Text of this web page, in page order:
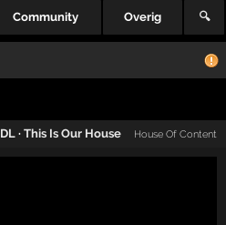
Community Overig 🔍
DL ·This Is Our House House Of Content